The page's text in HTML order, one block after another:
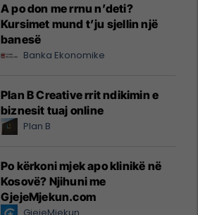
A po don me rrnu n’deti?
Kursimet mund t’ju sjellin një
banesë
Banka Ekonomike
Plan B Creative rrit ndikimin e
biznesit tuaj online
Plan B
Po kërkoni mjek apo klinikë në
Kosovë? Njihuni me
GjejeMjekun.com